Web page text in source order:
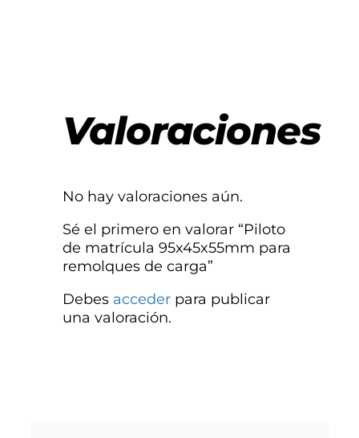
Valoraciones
No hay valoraciones aún.
Sé el primero en valorar “Piloto
de matrícula 95x45x55mm para
remolques de carga”
Debes acceder para publicar
una valoración.